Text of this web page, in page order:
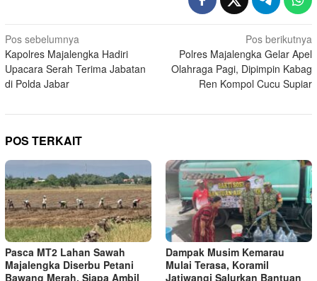
Navigasi
pos
Pos sebelumnya
Kapolres Majalengka Hadiri
Upacara Serah Terima Jabatan
di Polda Jabar
Pos berikutnya
Polres Majalengka Gelar Apel
Olahraga Pagi, Dipimpin Kabag
Ren Kompol Cucu Supiar
POS TERKAIT
Pasca MT2 Lahan Sawah
Majalengka Diserbu Petani
Bawang Merah, Siapa Ambil
Dampak Musim Kemarau
Mulai Terasa, Koramil
Jatiwangi Salurkan Bantuan